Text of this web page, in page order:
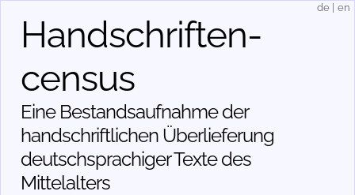
Handschriften­
census
Eine Bestandsaufnahme der
handschriftlichen Über­lieferung
deutschsprachiger Texte des
Mittelalters
de en